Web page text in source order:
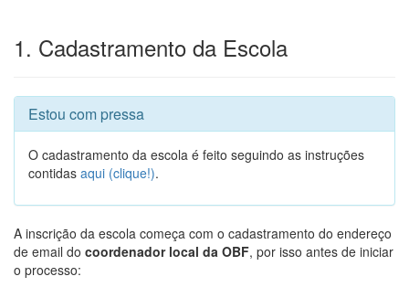
1. Cadastramento da Escola
Estou com pressa
O cadastramento da escola é feito seguindo as instruções
contidas aqui (clique!).
A inscrição da escola começa com o cadastramento do endereço
de email do coordenador local da OBF, por isso antes de iniciar
o processo: